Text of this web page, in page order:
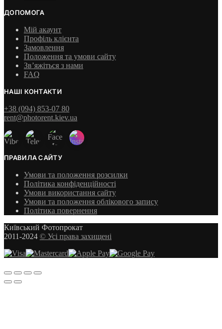
ДОПОМОГА
Мій акаунт
Профіль клієнта
Замовлення
Положення та умови сайту
Зв’яжіться з нами
FAQ
НАШІ КОНТАКТИ
+38 (094) 853-07 80
rent@photorent.kiev.ua
ПРАВИЛА САЙТУ
Умови та положення розсилки
Політика конфіденційності
Умови використання сайту
Умови та положення облікового запису
Політика повернення
Київський Фотопрокат
2011-2024 © Усі права захищені